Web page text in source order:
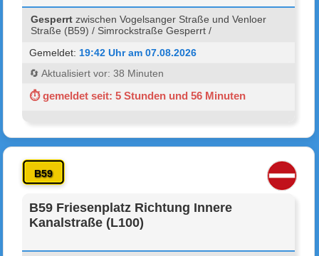
Gesperrt zwischen Vogelsanger Straße und Venloer
Straße (B59) / Simrockstraße Gesperrt /
Gemeldet: 19:42 Uhr am 07.08.2026
🔄 Aktualisiert vor: 38 Minuten
⏱ gemeldet seit: 5 Stunden und 56 Minuten
B59
B59 Friesenplatz Richtung Innere
Kanalstraße (L100)